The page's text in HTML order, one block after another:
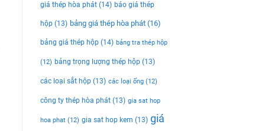
giá thép hòa phát(14) báo giá thép
hộp(13) bảng giá thép hòa phát(16)
bảng giá thép hộp(14) bảng tra thép hộp
(12) bảng trọng lượng thép hộp(13)
các loại sắt hộp(13) các loại ống(12)
công ty thép hòa phát(13) gia sat hop
hoa phat(12) gia sat hop kem (13) giá